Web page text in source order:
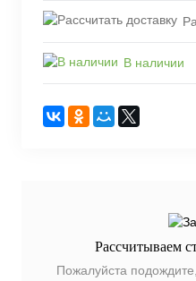
В наличии
Рассчитываем
Пожалуйста